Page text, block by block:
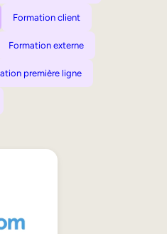
Formation client
Formation externe
première ligne